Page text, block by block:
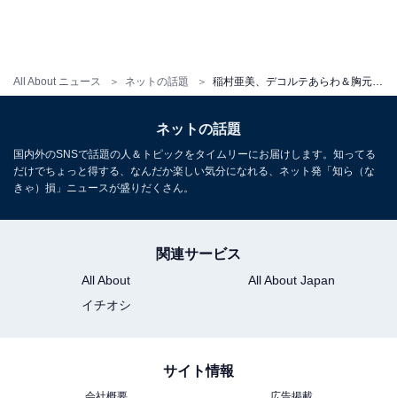
All About ニュース ネットの話題 稲村亜美、デコルテあらわ＆胸元ちらりなタンクトップ姿を披露！ 「エロフェロモンやば」「鬼可愛いすぎ」
ネットの話題
国内外のSNSで話題の人＆トピックをタイムリーにお届けします。知ってる
だけでちょっと得する、なんだか楽しい気分になれる、ネット発「知ら（な
きゃ）損」ニュースが盛りだくさん。
関連サービス
All About
All About Japan
イチオシ
サイト情報